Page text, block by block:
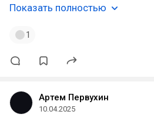
Показать полностью
1
Артем Первухин
10.04.2025